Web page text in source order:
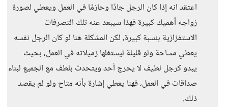
اعتقد انه إذا كان الرجل جادًا وحازمًا في العمل ويعطي لصورة
زواجه أهميك كبيرة فهذا سيبعد عنه تلك التصرفات
الاستفزازية بنسبة كبيرة، لكن المشكلة هنا لو كان الرجل نفسه
يعطي مساحة ولو قليلة ليستغلها زميلاته في العمل، بحيث
يبدو كرجل لطيف لا يحرج أحد ويتحدث بلطف مع الجميع لبناء
صداقات في العمل، فهنا يعطي إشارة بأنه متاح ولو لم يقصد
ذلك.